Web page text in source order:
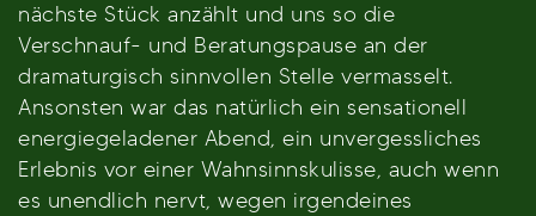
nächste Stück anzählt und uns so die
Verschnauf- und Beratungspause an der
dramaturgisch sinnvollen Stelle vermasselt.
Ansonsten war das natürlich ein sensationell
energiegeladener Abend, ein unvergessliches
Erlebnis vor einer Wahnsinnskulisse, auch wenn
es unendlich nervt, wegen irgendeines